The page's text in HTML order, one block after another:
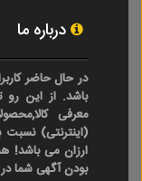
درباره ما
باشد. از این رو
معرفی
(اینترنتی)
ارزان می باشد!
بودن آگهی شما